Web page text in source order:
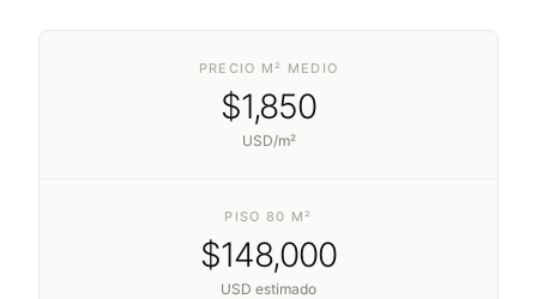
PRECIO M² MEDIO
$1,850
USD/m²
PISO 80 M²
$148,000
USD estimado